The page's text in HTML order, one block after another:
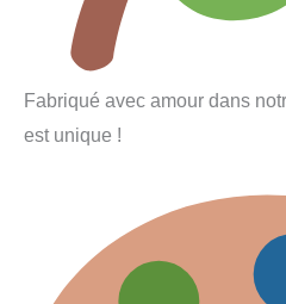
Fabriqué avec amour dans
est unique !